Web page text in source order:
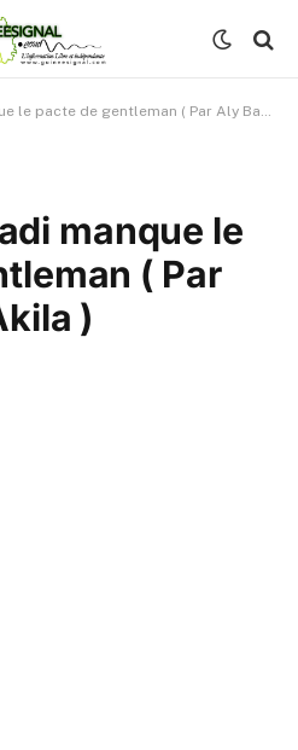
pacte de gentleman ( Par Aly Badara Akila )
manque le
( Par
)